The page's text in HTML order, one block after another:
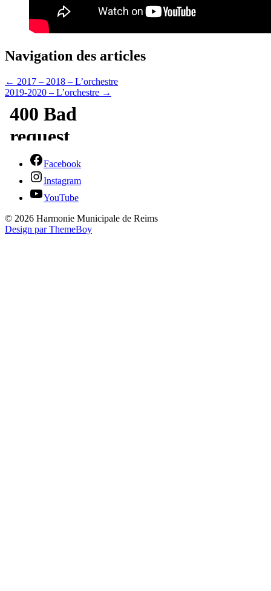
Navigation des articles
← 2017 – 2018 – L’orchestre
2019-2020 – L’orchestre →
Facebook
Instagram
YouTube
© 2026 Harmonie Municipale de Reims
Design par ThemeBoy